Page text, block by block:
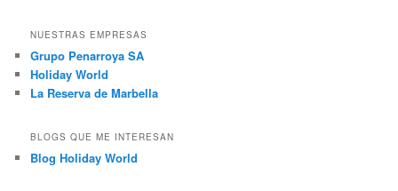
NUESTRAS EMPRESAS
Grupo Penarroya SA
Holiday World
La Reserva de Marbella
BLOGS QUE ME INTERESAN
Blog Holiday World